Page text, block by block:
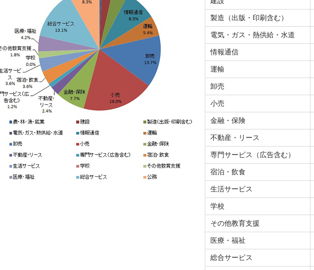
製造（出版・印刷含む）
電気・ガス・熱供給・水道
情報通信
運輸
卸売
小売
金融・保険
不動産・リース
専門サービス（広告含む）
宿泊・飲食
生活サービス
学校
その他教育支援
医療・福祉
総合サービス